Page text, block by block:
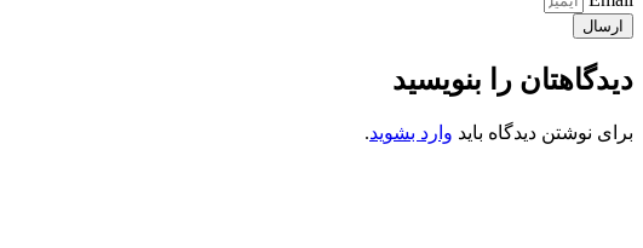
ارسال
دیدگاهتان را بنویسید
برای نوشتن دیدگاه باید وارد بشوید.